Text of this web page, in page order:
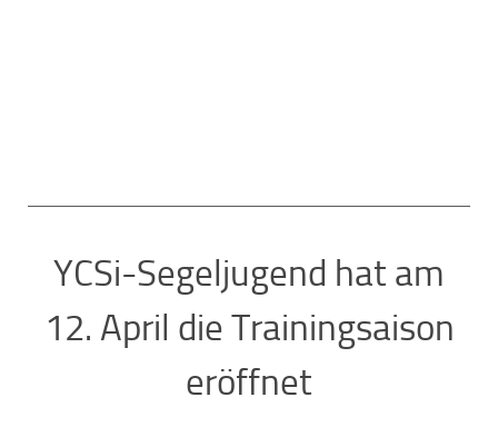
YCSi-Segeljugend hat am
12. April die Trainingsaison
eröffnet